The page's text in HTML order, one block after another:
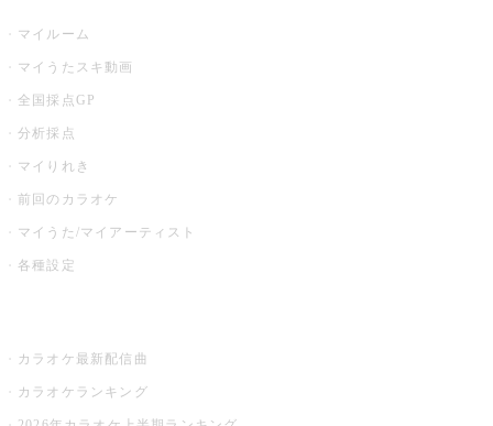
マイルーム
マイうたスキ動画
全国採点GP
分析採点
マイりれき
前回のカラオケ
マイうた/マイアーティスト
各種設定
カラオケ最新配信曲
カラオケランキング